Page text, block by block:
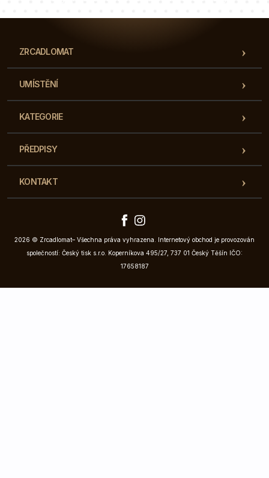
ZRCADLOMAT
UMÍSTĚNÍ
KATEGORIE
PŘEDPISY
KONTAKT
2026 © Zrcadlomat– Všechna práva vyhrazena. Internetový obchod je provozován
společností: Český tisk s.r.o. Koperníkova 495/27, 737 01 Český Těšín IČO:
17658187